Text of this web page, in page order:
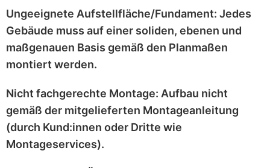
Ungeeignete Aufstellfläche/Fundament: Jedes
Gebäude muss auf einer soliden, ebenen und
maßgenauen Basis gemäß den Planmaßen
montiert werden.
Nicht fachgerechte Montage: Aufbau nicht
gemäß der mitgelieferten Montageanleitung
(durch Kund:innen oder Dritte wie
Montageservices).